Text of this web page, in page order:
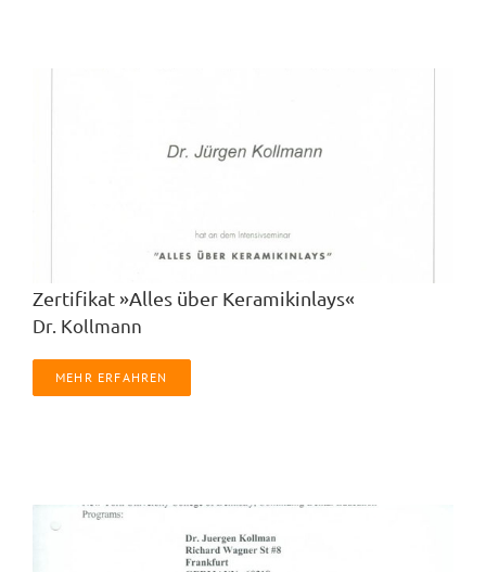
Zertifikat »Alles über Keramikinlays«
Dr. Kollmann
MEHR ERFAHREN